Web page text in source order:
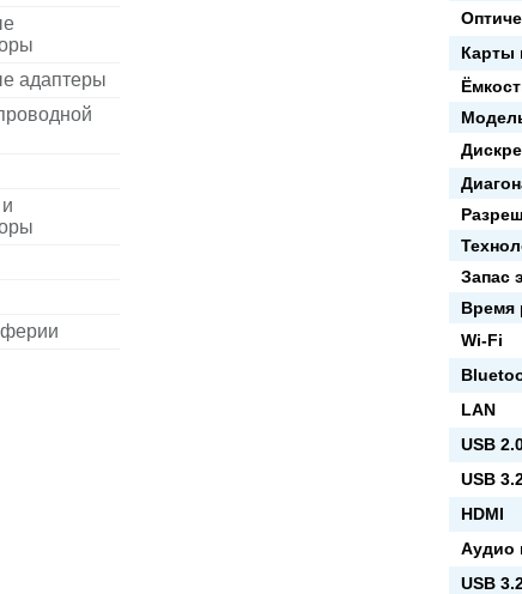
адаптеры
Карты
Запас
Время
Wi-Fi
LAN
USB
USB
HDMI
Аудио
USB